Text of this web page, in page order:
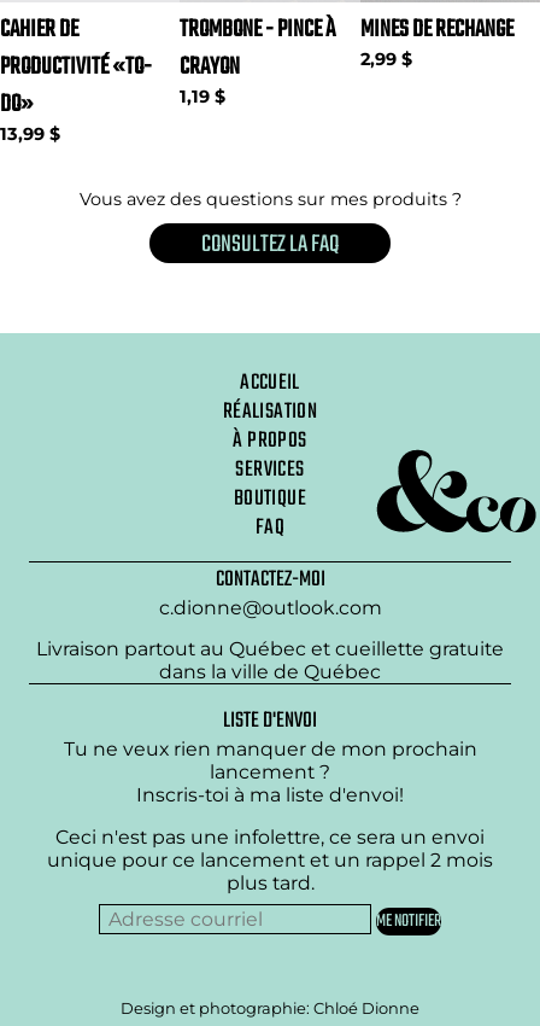
CAHIER DE
PRODUCTIVITÉ «TO-
DO»
13,99 $
TROMBONE - PINCE À
CRAYON
1,19 $
MINES DE RECHANGE
2,99 $
Vous avez des questions sur mes produits ?
CONSULTEZ LA FAQ
ACCUEIL
RÉALISATION
À PROPOS
SERVICES
BOUTIQUE
FAQ
CONTACTEZ-MOI
c.dionne@outlook.com
Livraison partout au Québec et cueillette gratuite
dans la ville de Québec
LISTE D'ENVOI
Tu ne veux rien manquer de mon prochain
lancement ?
Inscris-toi à ma liste d'envoi!
Ceci n'est pas une infolettre, ce sera un envoi
unique pour ce lancement et un rappel 2 mois
plus tard.
Design et photographie: Chloé Dionne